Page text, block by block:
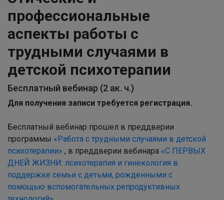
профессиональные
аспекты работы с
трудными случаями в
детской психотерапии
Бесплатный вебинар (2 ак. ч.)
Для получения записи требуется регистрация.
Бесплатный вебинар прошел в преддверии
программы «Работа с трудными случаями в детской
психотерапии» , в преддверии вебинара «С ПЕРВЫХ
ДНЕЙ ЖИЗНИ: психотерапия и гинекология в
поддержке семьи с детьми, рожденными с
помощью вспомогательных репродуктивных